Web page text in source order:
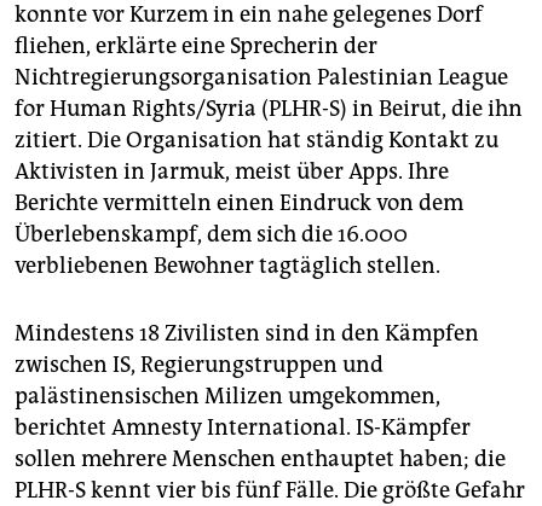
konnte vor Kurzem in ein nahe gelegenes Dorf
fliehen, erklärte eine Sprecherin der
Nichtregierungsorganisation Palestinian League
for Human Rights/Syria (PLHR-S) in Beirut, die ihn
zitiert. Die Organisation hat ständig Kontakt zu
Aktivisten in Jarmuk, meist über Apps. Ihre
Berichte vermitteln einen Eindruck von dem
Überlebenskampf, dem sich die 16.000
verbliebenen Bewohner tagtäglich stellen.
Mindestens 18 Zivilisten sind in den Kämpfen
zwischen IS, Regierungstruppen und
palästinensischen Milizen umgekommen,
berichtet Amnesty International. IS-Kämpfer
sollen mehrere Menschen enthauptet haben; die
PLHR-S kennt vier bis fünf Fälle. Die größte Gefahr